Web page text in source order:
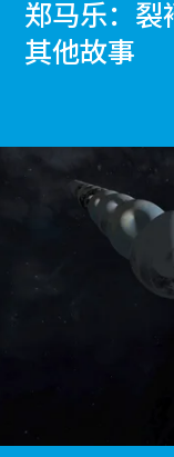
郑马乐：裂
其他故事